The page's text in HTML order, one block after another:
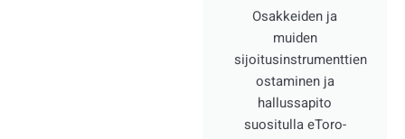
Osakkeiden ja
muiden
sijoitusinstrumenttien
ostaminen ja
hallussapito
suositulla eToro-